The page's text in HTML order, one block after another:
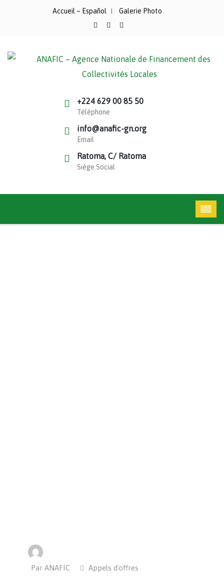
Accueil – Español Galerie Photo
+224 629 00 85 50
Téléphone
info@anafic-gn.org
Email
Ratoma, C/ Ratoma
Siège Social
Par ANAFIC Appels d'offres